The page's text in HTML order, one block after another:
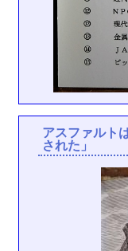
アスファルト
された」